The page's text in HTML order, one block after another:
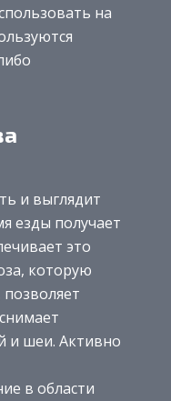
на
и выглядит
езды получает
это
которую
и шеи. Активно
в области